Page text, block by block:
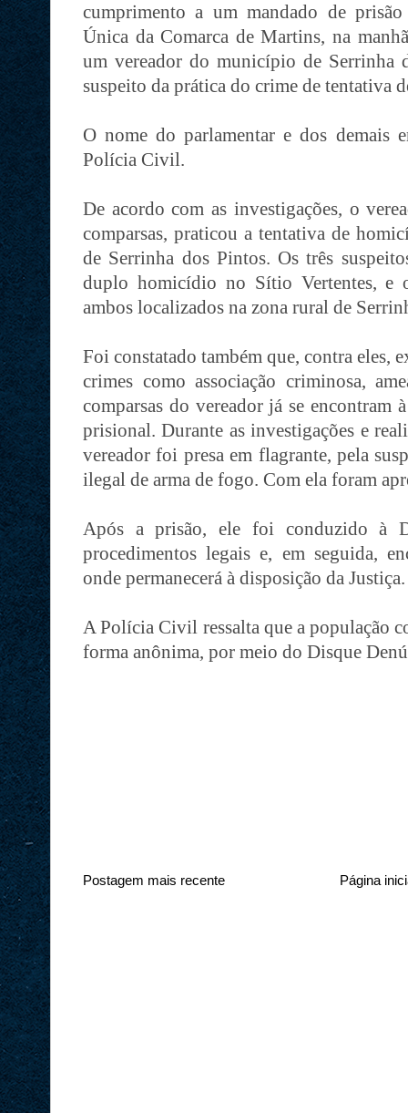
cumprimento a um mandado de
Única da Comarca de Martins, na
um vereador do município de Serrinha
suspeito da prática do crime de tentativa
O nome do parlamentar e dos demais
Polícia Civil.
De acordo com as investigações, o
comparsas, praticou a tentativa de
de Serrinha dos Pintos. Os três
duplo homicídio no Sítio Vertentes,
ambos localizados na zona rural de
Foi constatado também que, contra eles,
crimes como associação criminosa,
comparsas do vereador já se encontram
prisional. Durante as investigações e
vereador foi presa em flagrante, pela
ilegal de arma de fogo. Com ela foram
Após a prisão, ele foi conduzido à
procedimentos legais e, em seguida,
onde permanecerá à disposição da Justiça.
A Polícia Civil ressalta que a população
forma anônima, por meio do Disque
Postagem mais recente Página